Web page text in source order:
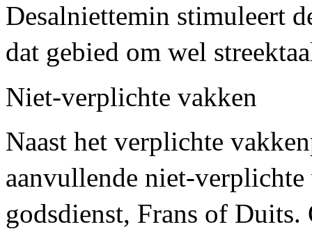
Desalniettemin stimuleert
dat gebied om wel
Niet-verplichte vakken
Naast het verplichte
aanvullende niet-verplichte
godsdienst, Frans of Duits.